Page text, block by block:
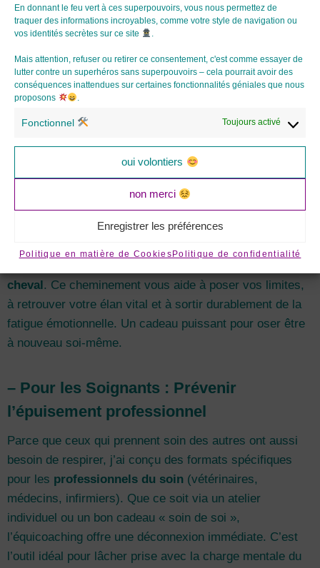
En donnant le feu vert à ces superpouvoirs, vous nous permettez de
traquer des informations incroyables, comme votre style de navigation ou
vos identités secrètes sur ce site
Mais attention, refuser ou retirer ce consentement, c'est comme essayer de
lutter contre un superhéros sans superpouvoirs – cela pourrait avoir des
conséquences inattendues sur certaines fonctionnalités géniales que nous
proposons
Fonctionnel Toujours activé
oui volontiers
non merci
Enregistrer les préférences
Politique en matière de CookiesPolitique de confidentialité
Bienvenue dans l’espace de réservation d’Aspirience.
Ici, chaque offre est une invitation à ralentir et à
mobiliser vos ressources intérieures grâce à
équicoaching. Que vous soyez soignant, une femme
en quête de renouveau ou simplement désireuse de
déconnecter, vous trouverez l’accompagnement qui vous
– Le parcours Enfin Debout : Se
reconstruire après l’épreuve
C’est mon offre signature pour toutes les femmes qui ont
traversé une période d’épuisement ou un burn-out. En
achetant ce parcours ou un bon cadeau associé, vous
cheval . Ce cheminement vous aide à poser vos limites,
à retrouver votre élan vital et à sortir durablement de la
fatigue émotionnelle. Un cadeau puissant pour oser être
à nouveau soi-même.
– Pour les Soignants : Prévenir
l’épuisement professionnel
Parce que ceux qui prennent soin des autres ont aussi
besoin de respirer, j’ai conçu des formats spécifiques
pour les professionnels du soin (vétérinaires,
médecins, infirmiers). Que ce soit via un atelier
individuel ou un bon cadeau « soin de soi »,
l’équicoaching offre une déconnexion immédiate. C’est
l’outil idéal pour lâcher prise avec la charge mentale du